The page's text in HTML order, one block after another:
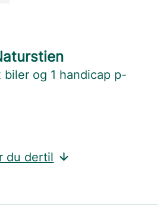
biler og 1 handicap p-
du dertil